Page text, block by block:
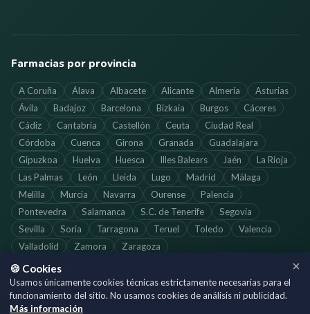
Farmacias por provincia
A Coruña Álava Albacete Alicante Almería
Asturias
Ávila
Badajoz Barcelona Bizkaia Burgos
Cáceres
Cádiz
Cantabria Castellón Ceuta
Ciudad Real
Córdoba
Cuenca Girona Granada
Guadalajara
Gipuzkoa
Huelva Huesca Illes Balears Jaén
La Rioja
Las Palmas
León Lleida Lugo Madrid
Málaga
Melilla
Murcia Navarra Ourense
Palencia
Pontevedra
Salamanca S.C. de Tenerife
Segovia
Sevilla
Soria Tarragona Teruel Toledo
Valencia
Valladolid
Zamora Zaragoza
©2026SoloFarmacias.es — Todos los derechos reservados
🍪 Cookies
Usamos únicamente cookies técnicas estrictamente necesarias para el
funcionamiento del sitio. No usamos cookies de análisis ni publicidad.
Más información